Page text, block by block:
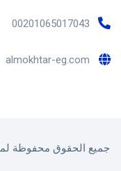
00201065017043
almokhtar-eg.com
جميع الحقوق محفوظة